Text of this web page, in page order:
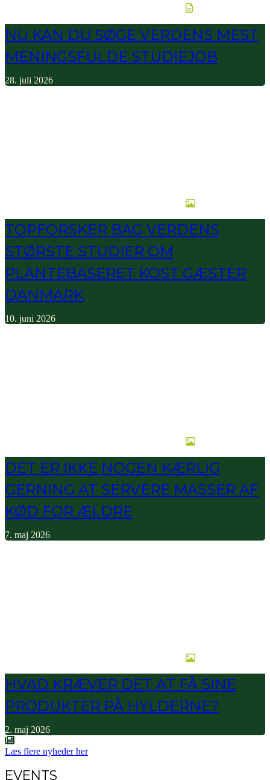
NU KAN DU SØGE VERDENS MEST
MENINGSFULDE STUDIEJOB
28. juli 2026
TOPFORSKER BAG VERDENS
STØRSTE STUDIER OM
PLANTEBASERET KOST GÆSTER
DANMARK
10. juni 2026
DET ER IKKE NOGEN KÆRLIG
GERNING AT SERVERE MASSER AF
KØD FOR ÆLDRE
7. maj 2026
HVAD KRÆVER DET AT FÅ SINE
PRODUKTER PÅ HYLDERNE?
2. maj 2026
Læs flere nyheder her
EVENTS